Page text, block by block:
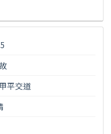
平交道